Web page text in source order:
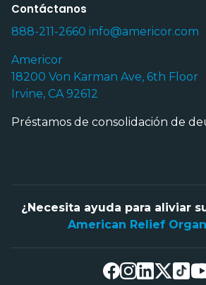
Contáctanos
888-211-2660 info@americor.com
Americor
18200 Von Karman Ave, 6th Floor
Irvine, CA 92612
Préstamos de consolidación de
¿Necesita ayuda para aliviar
American Relief